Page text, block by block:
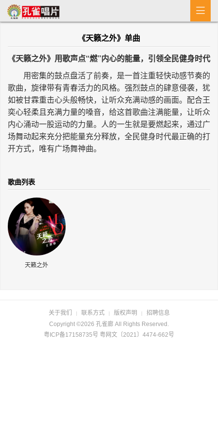
首 页
MV
新闻
艺人介绍
专辑
收歌

《天籁之外》单曲
《天籁之外》用歌声点“燃”内心的能量，引领全民健身时代
用密集的鼓点盘活了前奏，是一首注重轻快动感节奏的
歌曲，旋律带有青春活力的风格。强烈鼓点的肆意侵袭，犹
如被甘霖重击心头般畅快，让听众充满动感的画面。配合王
奕心轻柔且充满力量的嗓音，给这首歌曲注满能量，让听众
内心涌动一股运动的力量。人的一生就是要燃起来，通过广
场舞动起来充分把能量充分释放，全民健身时代最正确的打
开方式，唯有广场舞神曲。
歌曲列表
天籁之外
关于我们 | 联系方式 | 版权声明 |
招聘信息
Copyright ©2026 孔雀廊 All Rights Reserved.
粤ICP备17158735号 粤网文〔2021〕4474-662号